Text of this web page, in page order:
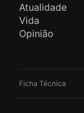
Atualidade
Vida
Opinião
Ficha Técnica